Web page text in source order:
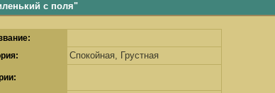
с поля"
Спокойная, Грустная